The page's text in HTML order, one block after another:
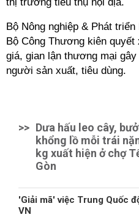
Bộ Nông nghiệp & Phát
Bộ Công Thương kiên
giá, gian lận thương mại
người sản xuất, tiêu dùng.
>> Dưa hấu leo cây,
khổng lồ mỗi trái
kg xuất hiện ở chợ
Gòn
'Giải mã' việc Trung Quốc
VN